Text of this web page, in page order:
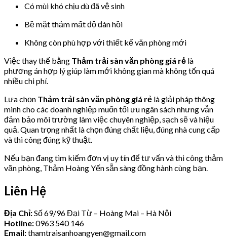
Có mùi khó chịu dù đã vệ sinh
Bề mặt thảm mất độ đàn hồi
Không còn phù hợp với thiết kế văn phòng mới
Việc thay thế bằng Thảm trải sàn văn phòng giá rẻ là
phương án hợp lý giúp làm mới không gian mà không tốn quá
nhiều chi phí.
Lựa chọn Thảm trải sàn văn phòng giá rẻ là giải pháp thông
minh cho các doanh nghiệp muốn tối ưu ngân sách nhưng vẫn
đảm bảo môi trường làm việc chuyên nghiệp, sạch sẽ và hiệu
quả. Quan trọng nhất là chọn đúng chất liệu, đúng nhà cung cấp
và thi công đúng kỹ thuật.
Nếu bạn đang tìm kiếm đơn vị uy tín để tư vấn và thi công thảm
văn phòng, Thảm Hoàng Yến sẵn sàng đồng hành cùng bạn.
Liên Hệ
Địa Chỉ:Số 69/96 Đại Từ – Hoàng Mai – Hà Nội
Hotline:0963 540 146
Email:thamtraisanhoangyen@gmail.com